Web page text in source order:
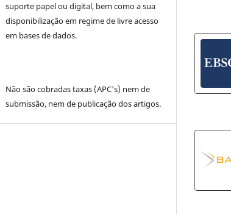
suporte papel ou digital, bem como a sua
disponibilização em regime de livre acesso
em bases de dados.
Não são cobradas taxas (APC's) nem de
submissão, nem de publicação dos artigos.